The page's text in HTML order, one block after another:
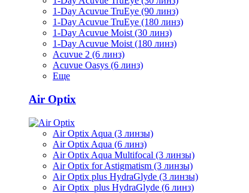
1-Day Acuvue TruEye (90 линз)
1-Day Acuvue TruEye (180 линз)
1-Day Acuvue Moist (30 линз)
1-Day Acuvue Moist (180 линз)
Acuvue 2 (6 линз)
Acuvue Oasys (6 линз)
Еще
Air Optix
Air Optix Aqua (3 линзы)
Air Optix Aqua (6 линз)
Air Optix Aqua Multifocal (3 линзы)
Air Optix for Astigmatism (3 линзы)
Air Optix plus HydraGlyde (3 линзы)
Air Optix plus HydraGlyde (6 линз)